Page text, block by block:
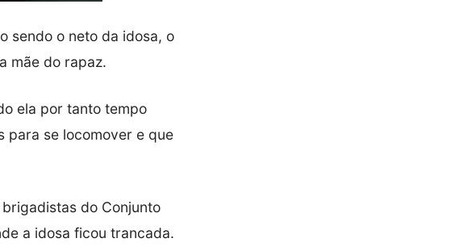
sendo o neto da idosa, o
mãe do rapaz.
ela por tanto tempo
para se locomover e que
do Conjunto
a idosa ficou trancada.